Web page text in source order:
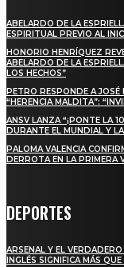
ABELARDO DE LA
ESPIRITUAL PREVIO AL
HONORIO HENRÍQUEZ
ABELARDO DE LA
LOS HECHOS”
PETRO RESPONDE A
“HERENCIA MALDITA”:
ANSV LANZA “¡PONTE LA
DURANTE EL MUNDIAL Y
PALOMA VALENCIA
DERROTA EN LA PRIMERA
DEPORTES
ARSENAL Y EL
INGLÉS SIGNIFICA MÁS